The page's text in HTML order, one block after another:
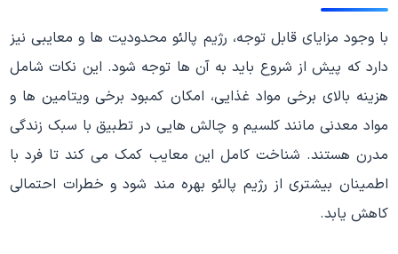
با وجود مزایای قابل توجه، رژیم پالئو محدودیت ها و معایبی نیز
دارد که پیش از شروع باید به آن ها توجه شود. این نکات شامل
هزینه بالای برخی مواد غذایی، امکان کمبود برخی ویتامین ها و
مواد معدنی مانند کلسیم و چالش هایی در تطبیق با سبک زندگی
مدرن هستند. شناخت کامل این معایب کمک می کند تا فرد با
اطمینان بیشتری از رژیم پالئو بهره مند شود و خطرات احتمالی
کاهش یابد.